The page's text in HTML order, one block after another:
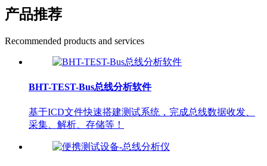
产品推荐
Recommended products and services
BHT-TEST-Bus总线分析软件
基于ICD文件快速搭建测试系统，完成总线数据收发、
采集、解析、存储等！